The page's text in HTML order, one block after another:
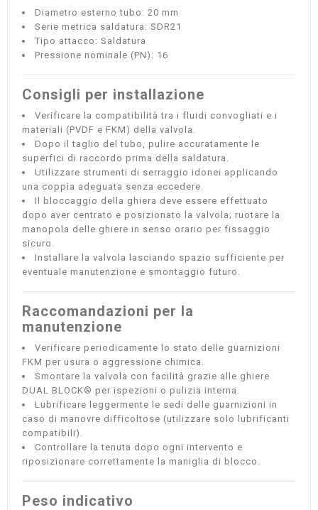
Diametro esterno tubo: 20 mm
Serie metrica saldatura: SDR21
Tipo attacco: Saldatura
Pressione nominale (PN): 16
Consigli per installazione
Verificare la compatibilità tra i fluidi convogliati e i
materiali (PVDF e FKM) della valvola.
Dopo il taglio del tubo, pulire accuratamente le
superfici di raccordo prima della saldatura.
Utilizzare strumenti di serraggio idonei applicando
una coppia adeguata senza eccedere.
Il bloccaggio della ghiera deve essere effettuato
dopo aver centrato e posizionato la valvola; ruotare la
manopola delle ghiere in senso orario per fissaggio
sicuro.
Installare la valvola lasciando spazio sufficiente per
eventuale manutenzione e smontaggio futuro.
Raccomandazioni per la
manutenzione
Verificare periodicamente lo stato delle guarnizioni
FKM per usura o aggressione chimica.
Smontare la valvola con facilità grazie alle ghiere
DUAL BLOCK® per ispezioni o pulizia interna.
Lubrificare leggermente le sedi delle guarnizioni in
caso di manovre difficoltose (utilizzare solo lubrificanti
compatibili).
Controllare la tenuta dopo ogni intervento e
riposizionare correttamente la maniglia di blocco.
Peso indicativo